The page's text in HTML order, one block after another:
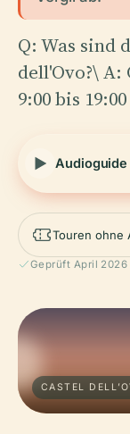
Q: Was sind
dell'Ovo?\
9:00 bis
Audioguide
Touren ohne
Geprüft April 2026
CASTEL